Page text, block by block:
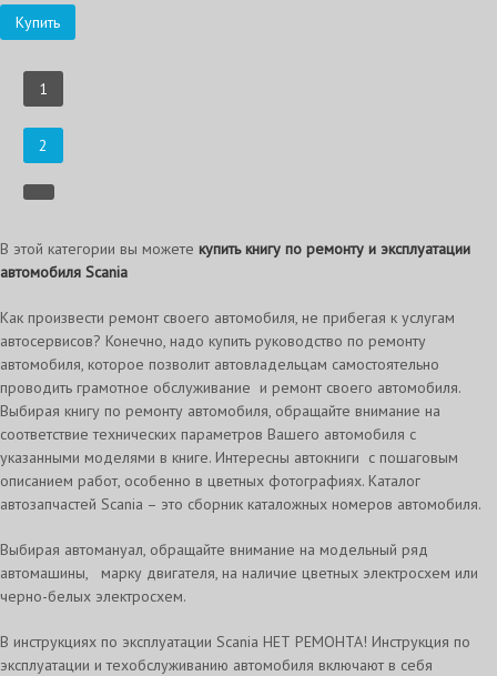
Купить
1
2
В этой категории вы можете купить книгу по ремонту и эксплуатации
автомобиля Scania
Как произвести ремонт своего автомобиля, не прибегая к услугам
автосервисов? Конечно, надо купить руководство по ремонту
автомобиля, которое позволит автовладельцам самостоятельно
проводить грамотное обслуживание и ремонт своего автомобиля.
Выбирая книгу по ремонту автомобиля, обращайте внимание на
соответствие технических параметров Вашего автомобиля с
указанными моделями в книге. Интересны автокниги с пошаговым
описанием работ, особенно в цветных фотографиях. Каталог
автозапчастей Scania – это сборник каталожных номеров автомобиля.
Выбирая автомануал, обращайте внимание на модельный ряд
автомашины, марку двигателя, на наличие цветных электросхем или
черно-белых электросхем.
В инструкциях по эксплуатации Scania НЕТ РЕМОНТА! Инструкция по
эксплуатации и техобслуживанию автомобиля включают в себя